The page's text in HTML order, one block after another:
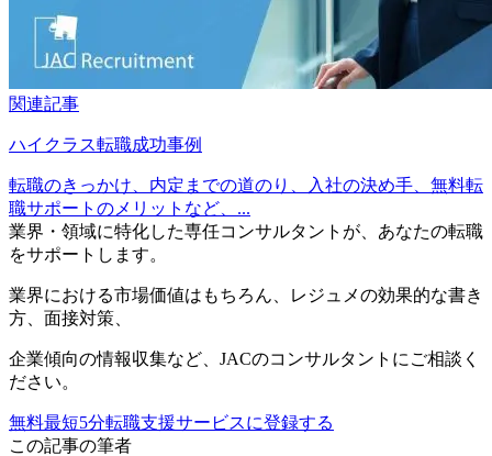
関連記事
ハイクラス転職成功事例
転職のきっかけ、内定までの道のり、入社の決め手、無料転
職サポートのメリットなど、...
業界・領域に特化した専任コンサルタントが、 あなたの転職
をサポートします。
業界における市場価値はもちろん、
レジュメの効果的な書き
方
面接対策
企業傾向の情報収集など、 JACのコンサルタントにご相談く
ださい。
無料最短5分転職支援サービスに登録する
この記事の筆者